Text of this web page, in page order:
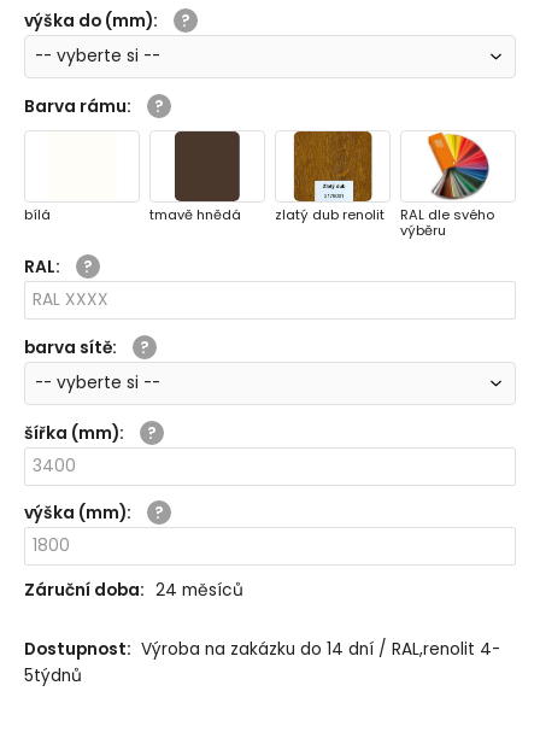
výška do (mm):
Barva rámu:
bílá tmavě hnědá zlatý dub renolit
RAL dle svého
výběru
RAL:
barva sítě:
šířka (mm):
výška (mm):
Záruční doba: 24 měsíců
Dostupnost: Výroba na zakázku do 14 dní / RAL,renolit 4-
5týdnů